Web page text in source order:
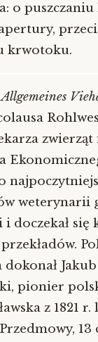
o
krwotoku.
Allgemeines
zwierząt
weterynarii
i doczekał
dokonał
pionier
z 1821